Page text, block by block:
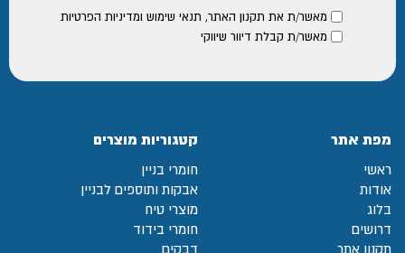
מאשר/ת את תקנון האתר, תנאי שימוש ומדיניות הפרטיות
מאשר/ת קבלת דיוור שיווקי
מפת אתר
ראשי
אודות
בלוג
דרושים
תקנון אתר
קטגוריות מוצרים
חומרי בניין
אבקות ותוספים לבניין
מוצרי טיח
חומרי בידוד
דבקים